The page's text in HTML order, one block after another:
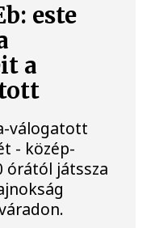
este
a
válogatott
- közép-
órától játssza